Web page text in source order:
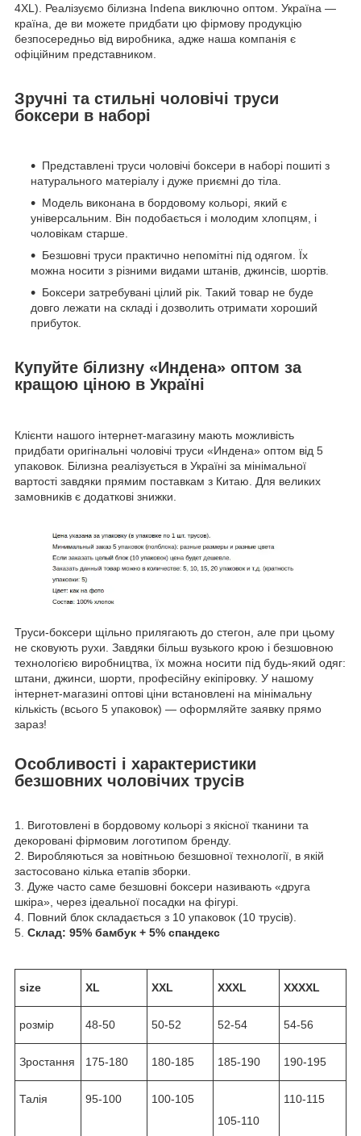
4XL). Реалізуємо білизна Indena виключно оптом. Україна —
країна, де ви можете придбати цю фірмову продукцію
безпосередньо від виробника, адже наша компанія є
офіційним представником.
Зручні та стильні чоловічі труси
боксери в наборі
Представлені труси чоловічі боксери в наборі пошиті з
натурального матеріалу і дуже приємні до тіла.
Модель виконана в бордовому кольорі, який є
універсальним. Він подобається і молодим хлопцям, і
чоловікам старше.
Безшовні труси практично непомітні під одягом. Їх
можна носити з різними видами штанів, джинсів, шортів.
Боксери затребувані цілий рік. Такий товар не буде
довго лежати на складі і дозволить отримати хороший
прибуток.
Купуйте білизну «Индена» оптом за
кращою ціною в Україні
Клієнти нашого інтернет-магазину мають можливість
придбати оригінальні чоловічі труси «Индена» оптом від 5
упаковок. Білизна реалізується в Україні за мінімальної
вартості завдяки прямим поставкам з Китаю. Для великих
замовників є додаткові знижки.
Труси-боксери щільно прилягають до стегон, але при цьому
не сковують рухи. Завдяки більш вузького крою і безшовною
технологією виробництва, їх можна носити під будь-який одяг:
штани, джинси, шорти, професійну екіпіровку. У нашому
інтернет-магазині оптові ціни встановлені на мінімальну
кількість (всього 5 упаковок) — оформляйте заявку прямо
зараз!
Особливості і характеристики
безшовних чоловічих трусів
1. Виготовлені в бордовому кольорі з якісної тканини та
декоровані фірмовим логотипом бренду.
2. Виробляються за новітньою безшовної технології, в якій
застосовано кілька етапів зборки.
3. Дуже часто саме безшовні боксери називають «друга
шкіра», через ідеальної посадки на фігурі.
4. Повний блок складається з 10 упаковок (10 трусів).
5. Склад: 95% бамбук + 5% спандекс
size XL XXL XXXL XXXXL
розмір 48-50 50-52 52-54 54-56
Зростання 175-180 180-185 185-190 190-195
Талія 95-100
100-105
105-110
110-115